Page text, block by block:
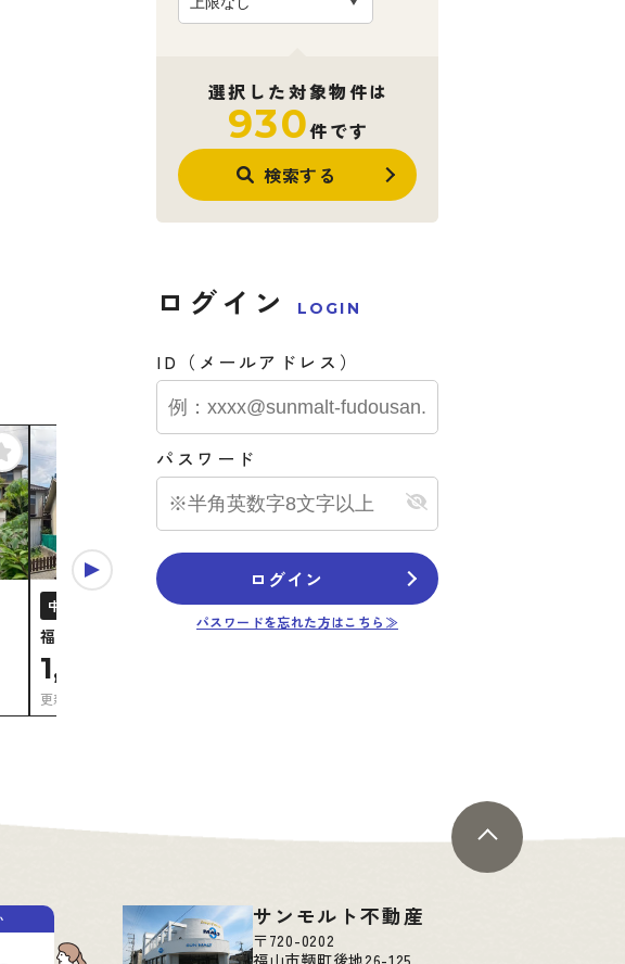
中古一戸建て
福山市多治米町３丁目
1,250
更新日：
新築一戸建て
福山市多治米町3丁目⑧号
選択した対象物件は
930件です
検索する
ログイン LOGIN
ID（メールアドレス）
パスワード
ログイン
パスワードを忘れた方はこちら≫
サンモルト不動産
〒720-0202
福山市鞆町後地26-125